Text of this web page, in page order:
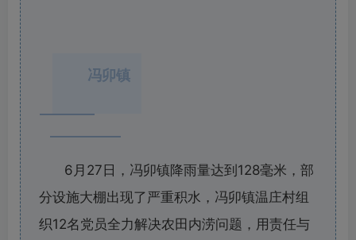
冯卯镇
6月27日，冯卯镇降雨量达到128毫米，部
分设施大棚出现了严重积水，冯卯镇温庄村组
织12名党员全力解决农田内涝问题，用责任与